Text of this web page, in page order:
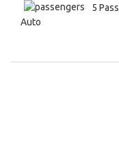
5 Pass
Auto